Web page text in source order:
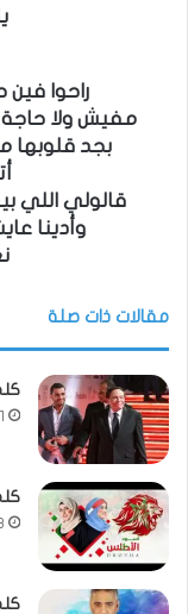
راحوا فين
مفيش ولا
بجد قلوبها
قالولي اللي
وأدينا
مقالات ذات صلة